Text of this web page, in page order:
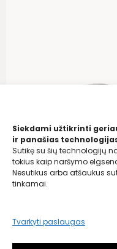
Siekdami užtikrinti
ir panašias
Sutikę su šių technologijų
tokius kaip naršymo
Nesutikus arba atšaukus
tinkamai.
Tvarkyti paslaugas
Westwing Collection
Stalinė lempa
99,00€
47,00 €